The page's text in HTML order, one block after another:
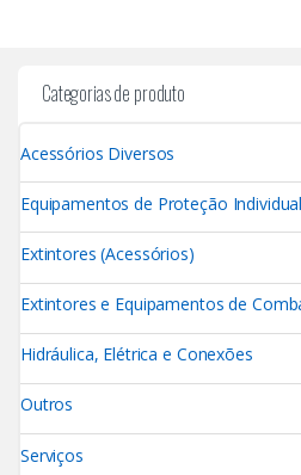
Categorias de produto
Acessórios Diversos
Equipamentos de Proteção Individual
Extintores (Acessórios)
Extintores e Equipamentos de
Hidráulica, Elétrica e Conexões
Outros
Serviços